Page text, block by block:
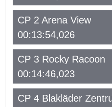
CP 2 Arena View
00:13:54,026
CP 3 Rocky Racoon
00:14:46,023
CP 4 Blakläder